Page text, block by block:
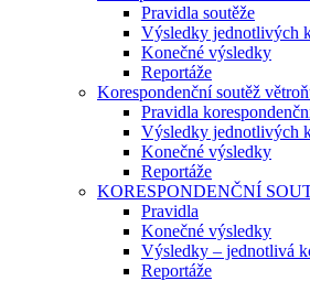
Pravidla soutěže
Výsledky jednotlivých
Konečné výsledky
Reportáže
Korespondenční soutěž
Pravidla
Výsledky jednotlivých
Konečné výsledky
Reportáže
KORESPONDENČNÍ
Pravidla
Konečné výsledky
Výsledky – jednotlivá
Reportáže